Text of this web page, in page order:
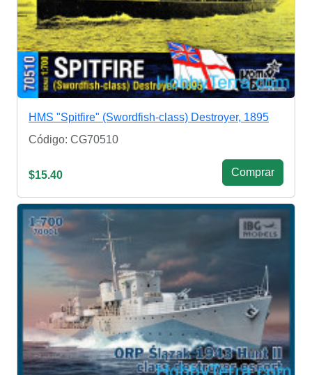
HMS "Spitfire" (Swordfish-class) Destroyer, 1895
Código: CG70510
$15.40 Сomprar